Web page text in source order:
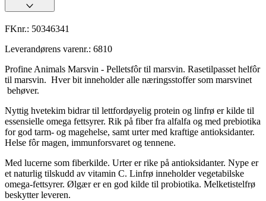
FKnr.: 50346341
Leverandørens varenr.: 6810
Profine Animals Marsvin - Pelletsfôr til marsvin. Rasetilpasset helfôr
til marsvin. Hver bit inneholder alle næringsstoffer som marsvinet
behøver.
Nyttig hvetekim bidrar til lettfordøyelig protein og linfrø er kilde til
essensielle omega fettsyrer. Rik på fiber fra alfalfa og med prebiotika
for god tarm- og magehelse, samt urter med kraftige antioksidanter.
Helse fôr magen, immunforsvaret og tennene.
Med lucerne som fiberkilde. Urter er rike på antioksidanter. Nype er
et naturlig tilskudd av vitamin C. Linfrø inneholder vegetabilske
omega-fettsyrer. Ølgær er en god kilde til probiotika. Melketistelfrø
beskytter leveren.